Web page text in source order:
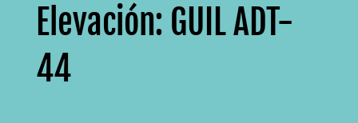
Elevación: GUIL ADT-
44